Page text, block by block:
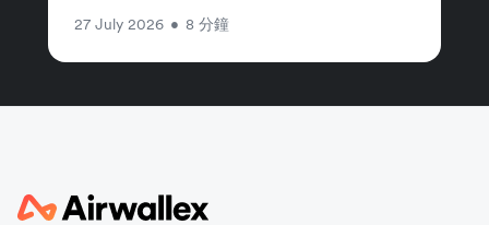
27 July 2026 • 8 分鐘